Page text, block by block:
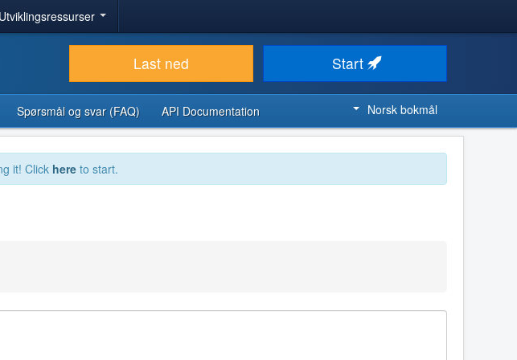
Utviklingsressurser
Last ned Start
Spørsmål og svar (FAQ) API Documentation Norsk bokmål
it! Click here to start.